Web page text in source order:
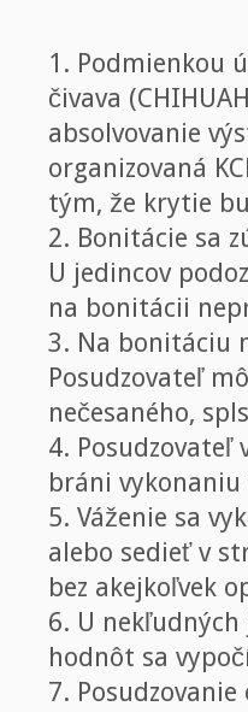
1. Podmienkou
čivava
absolvovanie
organizovaná
tým, že krytie
2. Bonitácie sa
U jedincov
na bonitácii
3. Na bonitáciu
Posudzovateľ
nečesaného,
4. Posudzovateľ
bráni
5. Váženie sa
alebo sedieť v
bez akejkoľvek
6. U nekľudných
hodnôt sa
7.